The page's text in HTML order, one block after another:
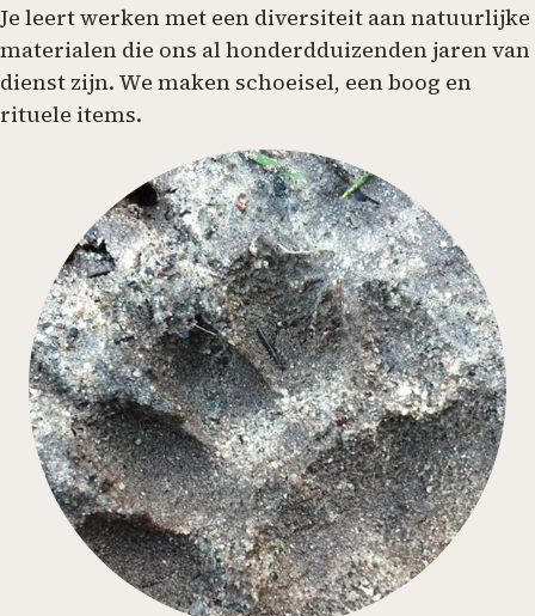
Je leert werken met een diversiteit aan natuurlijke
materialen die ons al honderdduizenden jaren van
dienst zijn. We maken schoeisel, een boog en
rituele items.